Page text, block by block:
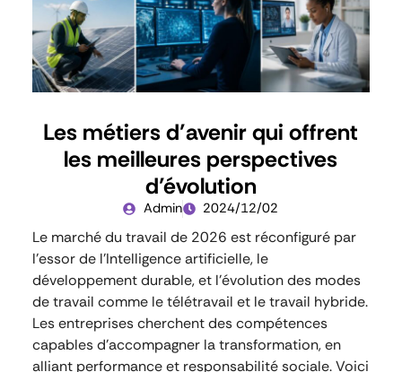
Les métiers d’avenir qui offrent
les meilleures perspectives
d’évolution
Admin 2024/12/02
Le marché du travail de 2026 est réconfiguré par
l’essor de l’Intelligence artificielle, le
développement durable, et l’évolution des modes
de travail comme le télétravail et le travail hybride.
Les entreprises cherchent des compétences
capables d’accompagner la transformation, en
alliant performance et responsabilité sociale. Voici